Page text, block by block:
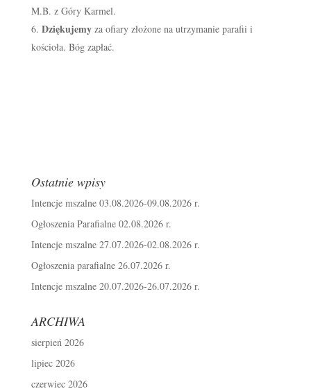
M.B. z Góry Karmel.
Dziękujemy za ofiary złożone na utrzymanie parafii i
kościoła. Bóg zapłać.
Ostatnie wpisy
Intencje mszalne 03.08.2026-09.08.2026 r.
Ogłoszenia Parafialne 02.08.2026 r.
Intencje mszalne 27.07.2026-02.08.2026 r.
Ogłoszenia parafialne 26.07.2026 r.
Intencje mszalne 20.07.2026-26.07.2026 r.
ARCHIWA
sierpień 2026
lipiec 2026
czerwiec 2026